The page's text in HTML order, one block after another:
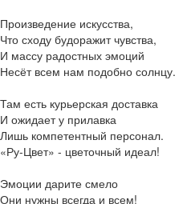
Произведение искусства,
Что сходу будоражит чувства,
И массу радостных эмоций
Несёт всем нам подобно солнцу.
Там есть курьерская доставка
И ожидает у прилавка
Лишь компетентный персонал.
«Ру-Цвет» - цветочный идеал!
Эмоции дарите смело
Они нужны всегда и всем!